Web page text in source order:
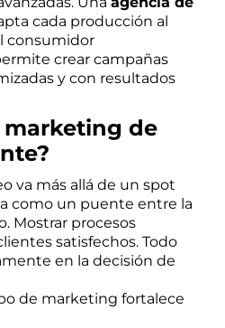
cada producción al
consumidor
crear campañas
y con resultados
marketing de
va más allá de un spot
como un puente entre la
Mostrar procesos
satisfechos. Todo
en la decisión de
de marketing fortalece